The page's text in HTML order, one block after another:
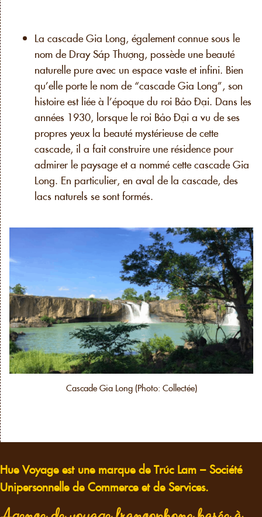
La cascade Gia Long, également connue sous le
nom de Dray Sáp Thượng, possède une beauté
naturelle pure avec un espace vaste et infini. Bien
qu’elle porte le nom de “cascade Gia Long”, son
histoire est liée à l’époque du roi Bảo Đại. Dans les
années 1930, lorsque le roi Bảo Đại a vu de ses
propres yeux la beauté mystérieuse de cette
cascade, il a fait construire une résidence pour
admirer le paysage et a nommé cette cascade Gia
Long. En particulier, en aval de la cascade, des
lacs naturels se sont formés.
Cascade Gia Long (Photo: Collectée)
Hue Voyage est une marque de Trúc Lam – Société
Unipersonnelle de Commerce et de Services.